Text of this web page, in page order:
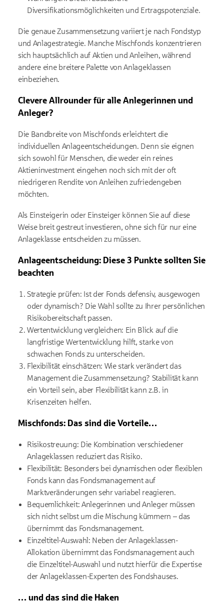
Diversifikationsmöglichkeiten und Ertragspotenziale.
Die genaue Zusammensetzung variiert je nach Fondstyp
und Anlagestrategie. Manche Mischfonds konzentrieren
sich hauptsächlich auf Aktien und Anleihen, während
andere eine breitere Palette von Anlageklassen
einbeziehen.
Clevere Allrounder für alle Anlegerinnen und
Anleger?
Die Bandbreite von Mischfonds erleichtert die
individuellen Anlageentscheidungen. Denn sie eignen
sich sowohl für Menschen, die weder ein reines
Aktieninvestment eingehen noch sich mit der oft
niedrigeren Rendite von Anleihen zufriedengeben
möchten.
Als Einsteigerin oder Einsteiger können Sie auf diese
Weise breit gestreut investieren, ohne sich für nur eine
Anlageklasse entscheiden zu müssen.
Anlageentscheidung: Diese 3 Punkte sollten Sie
beachten
Strategie prüfen: Ist der Fonds defensiv, ausgewogen
oder dynamisch? Die Wahl sollte zu Ihrer persönlichen
Risikobereitschaft passen.
Wertentwicklung vergleichen: Ein Blick auf die
langfristige Wertentwicklung hilft, starke von
schwachen Fonds zu unterscheiden.
Flexibilität einschätzen: Wie stark verändert das
Management die Zusammensetzung? Stabilität kann
ein Vorteil sein, aber Flexibilität kann z.B. in
Krisenzeiten helfen.
Mischfonds: Das sind die Vorteile…
Risikostreuung: Die Kombination verschiedener
Anlageklassen reduziert das Risiko.
Flexibilität: Besonders bei dynamischen oder flexiblen
Fonds kann das Fondsmanagement auf
Marktveränderungen sehr variabel reagieren.
Bequemlichkeit: Anlegerinnen und Anleger müssen
sich nicht selbst um die Mischung kümmern – das
übernimmt das Fondsmanagement.
Einzeltitel-Auswahl: Neben der Anlageklassen-
Allokation übernimmt das Fondsmanagement auch
die Einzeltitel-Auswahl und nutzt hierfür die Expertise
der Anlageklassen-Experten des Fondshauses.
… und das sind die Haken